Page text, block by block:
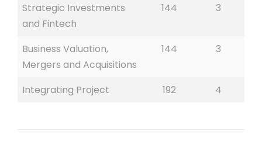
Strategic Investments
and Fintech
144 3
Business Valuation,
Mergers and Acquisitions
144 3
Integrating Project 192 4